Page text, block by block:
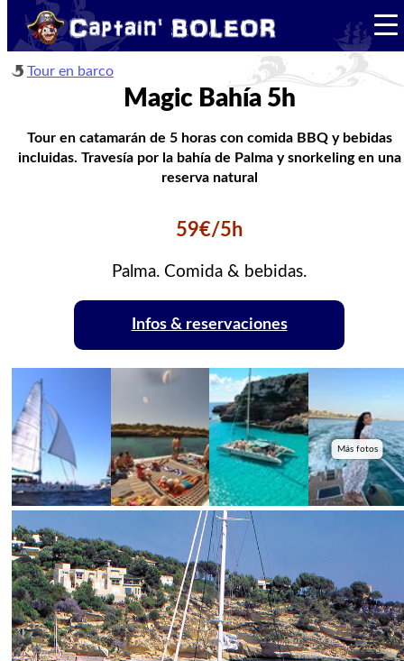
Tour en barco
Magic Bahía 5h
Tour en catamarán de 5 horas con comida BBQ y bebidas
incluidas. Travesía por la bahía de Palma y snorkeling en una
reserva natural
59€/5h
Palma. Comida & bebidas.
Infos & reservaciones
Más fotos